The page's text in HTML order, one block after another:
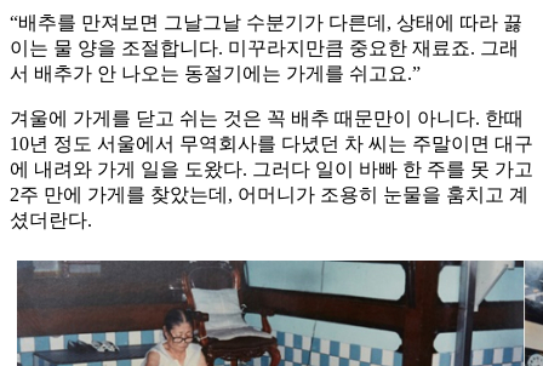
“배추를 만져보면 그날그날 수분기가 다른데, 상태에 따라 끓
이는 물 양을 조절합니다. 미꾸라지만큼 중요한 재료죠. 그래
서 배추가 안 나오는 동절기에는 가게를 쉬고요.”
겨울에 가게를 닫고 쉬는 것은 꼭 배추 때문만이 아니다. 한때
10년 정도 서울에서 무역회사를 다녔던 차 씨는 주말이면 대구
에 내려와 가게 일을 도왔다. 그러다 일이 바빠 한 주를 못 가고
2주 만에 가게를 찾았는데, 어머니가 조용히 눈물을 훔치고 계
셨더란다.